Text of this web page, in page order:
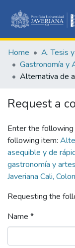
Home A. Tesis
Request a
Enter the
following item:
asequible y de
gastronomía y
Javeriana Cali,
Requesting the
Name *